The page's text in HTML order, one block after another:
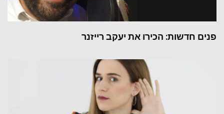
פנים חדשות: הכירו את יעקב רייזנר